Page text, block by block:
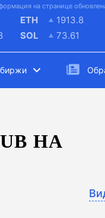
на странице
ETH
1913.8
SOL
73.61
НА